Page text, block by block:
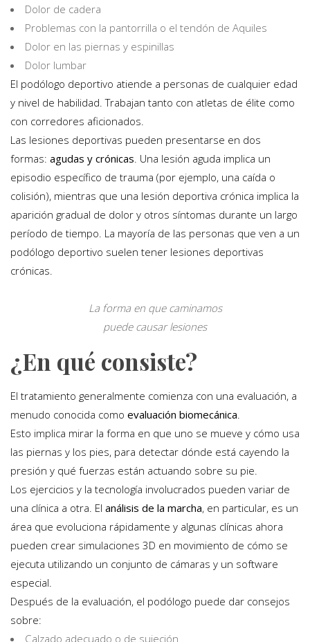
Dolor de cadera
Problemas con la pantorrilla o el tendón de Aquiles
Dolor en las piernas y espinillas
Dolor lumbar
El podólogo deportivo atiende a personas de cualquier edad
y nivel de habilidad. Trabajan tanto con atletas de élite como
con corredores aficionados.
Las lesiones deportivas pueden presentarse en dos
formas: agudas y crónicas . Una lesión aguda implica un
episodio específico de trauma (por ejemplo, una caída o
colisión), mientras que una lesión deportiva crónica implica la
aparición gradual de dolor y otros síntomas durante un largo
período de tiempo. La mayoría de las personas que ven a un
podólogo deportivo suelen tener lesiones deportivas
crónicas.
La forma en que caminamos
puede causar lesiones
¿En qué consiste?
El tratamiento generalmente comienza con una evaluación, a
menudo conocida como evaluación biomecánica
Esto implica mirar la forma en que uno se mueve y cómo usa
las piernas y los pies, para detectar dónde está cayendo la
presión y qué fuerzas están actuando sobre su pie.
Los ejercicios y la tecnología involucrados pueden variar de
una clínica a otra. El análisis de la marcha, en particular, es un
área que evoluciona rápidamente y algunas clínicas ahora
pueden crear simulaciones 3D en movimiento de cómo se
ejecuta utilizando un conjunto de cámaras y un software
especial.
Después de la evaluación, el podólogo puede dar consejos
sobre:
Calzado adecuado o de sujeción